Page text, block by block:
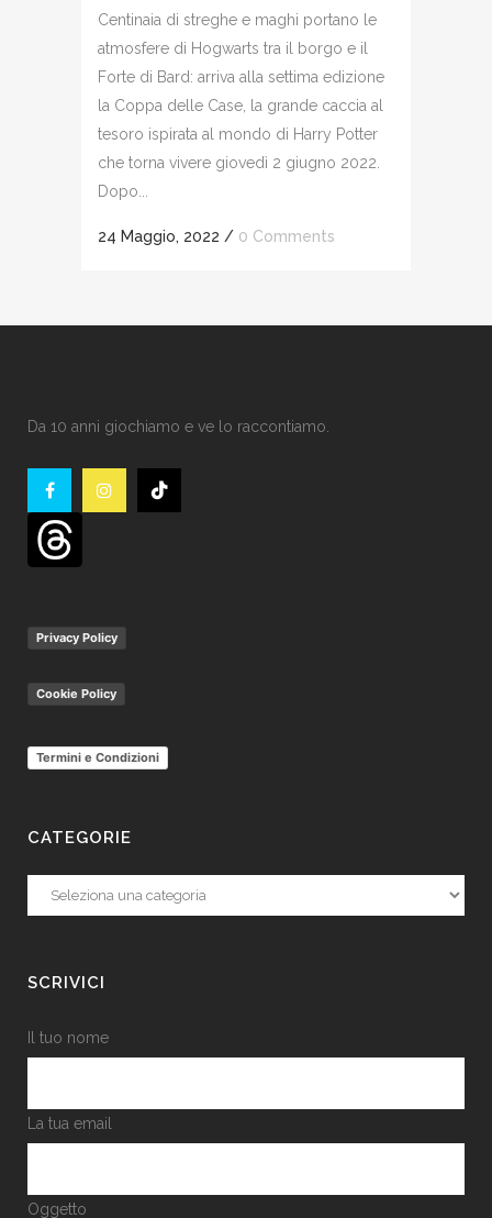
Centinaia di streghe e maghi portano le
atmosfere di Hogwarts tra il borgo e il
Forte di Bard: arriva alla settima edizione
la Coppa delle Case, la grande caccia al
tesoro ispirata al mondo di Harry Potter
che torna vivere giovedì 2 giugno 2022.
Dopo...
24 Maggio, 2022 / 0 Comments
Da 10 anni giochiamo e ve lo raccontiamo.
Privacy Policy
Cookie Policy
Termini e Condizioni
CATEGORIE
Categorie
SCRIVICI
Il tuo nome
La tua email
Oggetto